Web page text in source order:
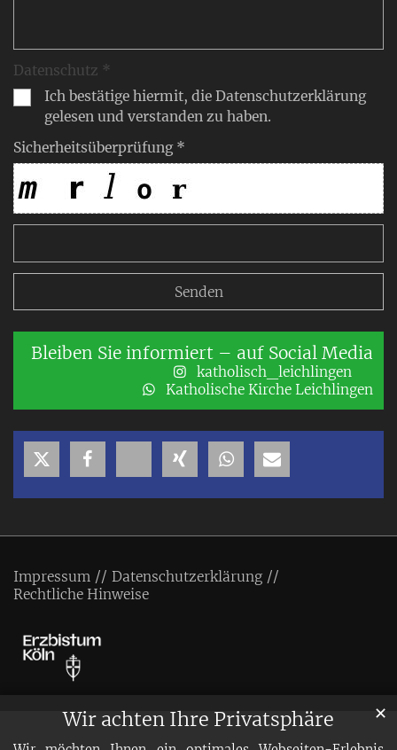
Wir achten Ihre Privatsphäre ✕
Datenschutz *
Ich bestätige hiermit, die Datenschutzerklärung
gelesen und verstanden zu haben.
Sicherheitsüberprüfung *
Bleiben Sie informiert – auf Social Media
katholisch_leichlingen
Katholische Kirche Leichlingen
Impressum
Datenschutzerklärung
Rechtliche Hinweise